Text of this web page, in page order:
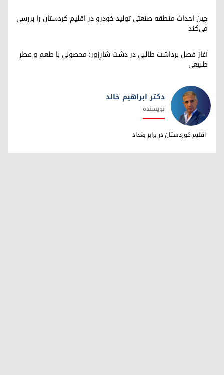
چین احداث منطقه صنعتی تولید خودرو در اقلیم کردستان را بررسی
می‌کند
آغاز فصل برداشت طالبی در دشت شارِزور؛ محصولی با طعم و عطر
طبیعی
دکتر ابراهیم خالد
دکتر ابراهیم خالد
نویسنده
اقلیم کوردستان در برابر بغداد